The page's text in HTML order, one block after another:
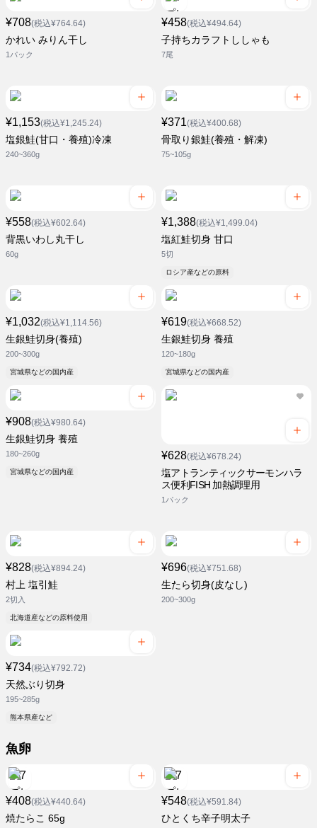
¥708(税込¥764.64)
かれい みりん干し
1パック
¥458(税込¥494.64)
子持ちカラフトししゃも
7尾
¥1,153(税込¥1,245.24)
塩銀鮭(甘口・養殖)冷凍
240~360g
¥371(税込¥400.68)
骨取り銀鮭(養殖・解凍)
75~105g
¥558(税込¥602.64)
背黒いわし丸干し
60g
¥1,388(税込¥1,499.04)
塩紅鮭切身 甘口
5切
ロシア産などの原料
¥1,032(税込¥1,114.56)
生銀鮭切身(養殖)
200~300g
宮城県などの国内産
¥619(税込¥668.52)
生銀鮭切身 養殖
120~180g
宮城県などの国内産
¥908(税込¥980.64)
生銀鮭切身 養殖
180~260g
宮城県などの国内産
¥628(税込¥678.24)
塩アトランティックサーモンハラ
ス便利FISH 加熱調理用
1パック
¥828(税込¥894.24)
村上 塩引鮭
2切入
北海道産などの原料使用
¥696(税込¥751.68)
生たら切身(皮なし)
200~300g
¥734(税込¥792.72)
天然ぶり切身
195~285g
熊本県産など
魚卵
¥408(税込¥440.64)
焼たらこ 65g
¥548(税込¥591.84)
ひとくち辛子明太子